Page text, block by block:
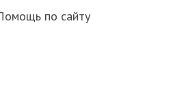
по сайту